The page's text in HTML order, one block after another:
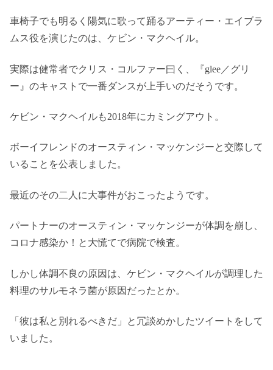
車椅子でも明るく陽気に歌って踊るアーティー・エイブラ
ムス役を演じたのは、ケビン・マクヘイル。
実際は健常者でクリス・コルファー曰く、『glee／グリ
ー』のキャストで一番ダンスが上手いのだそうです。
ケビン・マクヘイルも2018年にカミングアウト。
ボーイフレンドのオースティン・マッケンジーと交際して
いることを公表しました。
最近のその二人に大事件がおこったようです。
パートナーのオースティン・マッケンジーが体調を崩し、
コロナ感染か！と大慌てで病院で検査。
しかし体調不良の原因は、ケビン・マクヘイルが調理した
料理のサルモネラ菌が原因だったとか。
「彼は私と別れるべきだ」と冗談めかしたツイートをして
いました。